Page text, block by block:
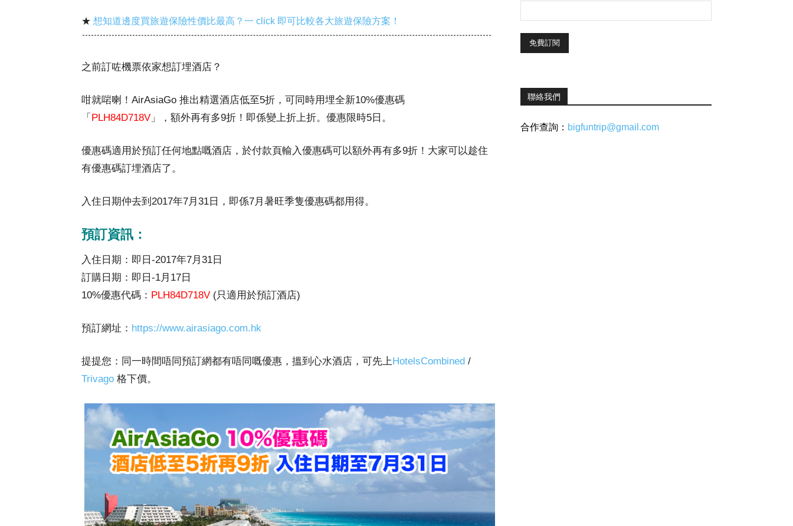
★ 想知道邊度買旅遊保險性價比最高？一 click 即可比較各大旅遊保險方案！
之前訂咗機票依家想訂埋酒店？
咁就啱喇！AirAsiaGo 推出精選酒店低至5折，可同時用埋全新10%優惠碼
「 PLH84D718V 」，額外再有多9折！即係變上折上折。優惠限時5日。
優惠碼適用於預訂任何地點嘅酒店，於付款頁輸入優惠碼可以額外再有多9折！大家可以趁住
有優惠碼訂埋酒店了。
入住日期仲去到2017年7月31日，即係7月暑旺季隻優惠碼都用得。
預訂資訊：
入住日期：即日-2017年7月31日
訂購日期：即日-1月17日
10%優惠代碼： PLH84D718V (只適用於預訂酒店)
預訂網址： https://www.airasiago.com.hk
提提您：同一時間唔同預訂網都有唔同嘅優惠，搵到心水酒店，可先上HotelsCombined /
Trivago 格下價。
聯絡我們
合作查詢： bigfuntrip@gmail.com